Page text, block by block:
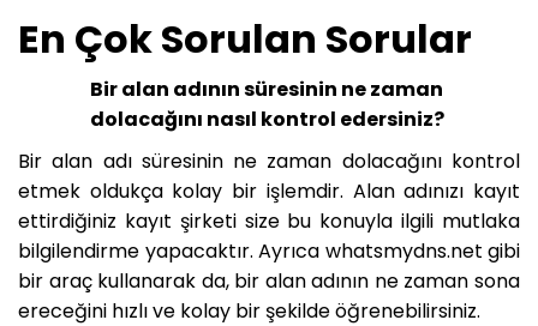
En Çok Sorulan Sorular
Bir alan adının süresinin ne zaman
dolacağını nasıl kontrol edersiniz?
Bir alan adı süresinin ne zaman dolacağını kontrol
etmek oldukça kolay bir işlemdir. Alan adınızı kayıt
ettirdiğiniz kayıt şirketi size bu konuyla ilgili mutlaka
bilgilendirme yapacaktır. Ayrıca whatsmydns.net gibi
bir araç kullanarak da, bir alan adının ne zaman sona
ereceğini hızlı ve kolay bir şekilde öğrenebilirsiniz.